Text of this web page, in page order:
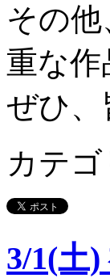
その
重な作
ぜひ
カテゴ
3/1(土